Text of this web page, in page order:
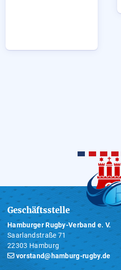
Geschäftsstelle
Hamburger Rugby-Verband e. V.
Saarlandstraße 71
22303 Hamburg
vorstand@hamburg-rugby.de